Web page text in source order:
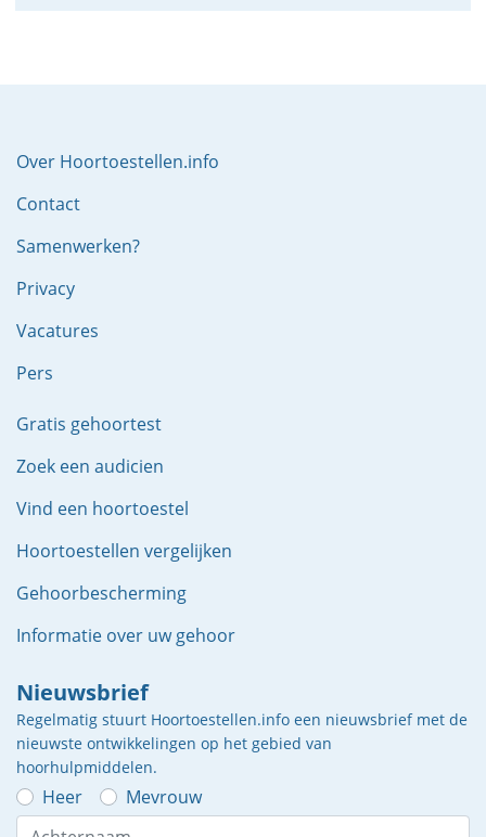
Over Hoortoestellen.info
Contact
Samenwerken?
Privacy
Vacatures
Pers
Gratis gehoortest
Zoek een audicien
Vind een hoortoestel
Hoortoestellen vergelijken
Gehoorbescherming
Informatie over uw gehoor
Nieuwsbrief
Regelmatig stuurt Hoortoestellen.info een nieuwsbrief met de
nieuwste ontwikkelingen op het gebied van
hoorhulpmiddelen.
Heer Mevrouw